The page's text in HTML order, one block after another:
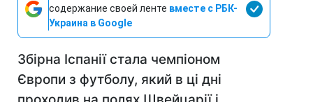
содержание своей ленте вместе с РБК-
Украина в Google
Збірна Іспанії стала чемпіоном
Європи з футболу, який в ці дні